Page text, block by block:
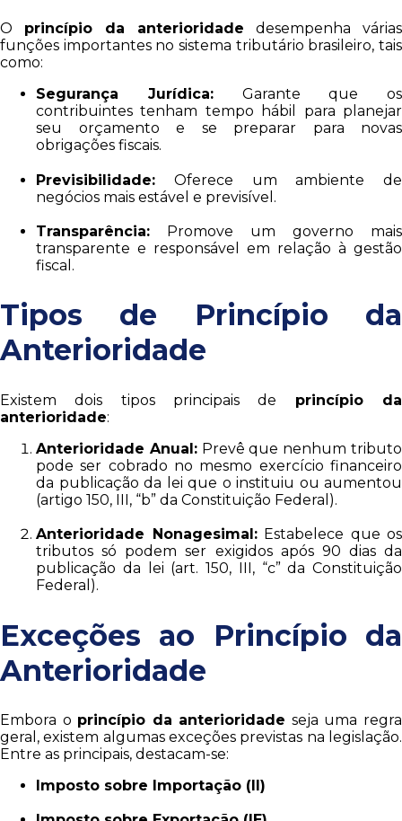
O princípio da anterioridade desempenha várias
funções importantes no sistema tributário brasileiro, tais
como:
Segurança Jurídica:Garante que os
contribuintes tenham tempo hábil para planejar
seu orçamento e se preparar para novas
obrigações fiscais.
Previsibilidade: Oferece um ambiente de
negócios mais estável e previsível.
Transparência: Promove um governo mais
transparente e responsável em relação à gestão
fiscal.
Tipos de Princípio da
Anterioridade
Existem dois tipos principais de princípio da
anterioridade:
Anterioridade Anual:Prevê que nenhum tributo
pode ser cobrado no mesmo exercício financeiro
da publicação da lei que o instituiu ou aumentou
(artigo 150, III, “b” da Constituição Federal).
Anterioridade Nonagesimal:Estabelece que os
tributos só podem ser exigidos após 90 dias da
publicação da lei (art. 150, III, “c” da Constituição
Federal).
Exceções ao Princípio da
Anterioridade
Embora o princípio da anterioridade seja uma regra
geral, existem algumas exceções previstas na legislação.
Entre as principais, destacam-se:
Imposto sobre Importação (II)